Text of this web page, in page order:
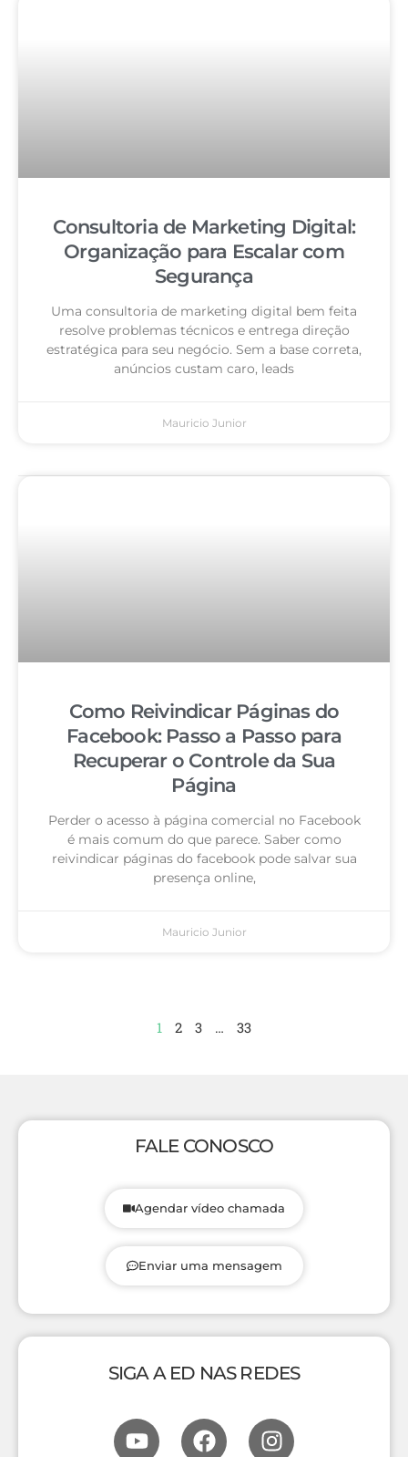
Consultoria de Marketing Digital:
Organização para Escalar com
Segurança
Uma consultoria de marketing digital bem feita
resolve problemas técnicos e entrega direção
estratégica para seu negócio. Sem a base correta,
anúncios custam caro, leads
Mauricio Junior
Como Reivindicar Páginas do
Facebook: Passo a Passo para
Recuperar o Controle da Sua
Página
Perder o acesso à página comercial no Facebook
é mais comum do que parece. Saber como
reivindicar páginas do facebook pode salvar sua
presença online,
Mauricio Junior
1 2 3 … 33
FALE CONOSCO
Agendar vídeo chamada
Enviar uma mensagem
SIGA A ED NAS REDES